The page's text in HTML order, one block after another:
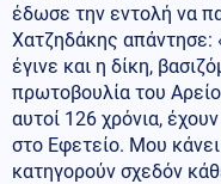
έδωσε την εντολή να
Χατζηδάκης
έγινε και η δίκη,
πρωτοβουλία του
αυτοί 126 χρόνια,
στο Εφετείο. Μου
κατηγορούν σχεδόν